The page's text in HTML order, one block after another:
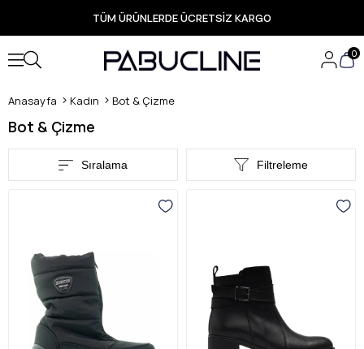
TÜM ÜRÜNLERDE ÜCRETSİZ KARGO
Yeni Sezon Ürünlerde Özel Fırsatlar
Seçili Ürünlerde Hızlı Teslimat
0
Anasayfa Kadın Bot & Çizme
Bot & Çizme
Filtreleme
Sıralama